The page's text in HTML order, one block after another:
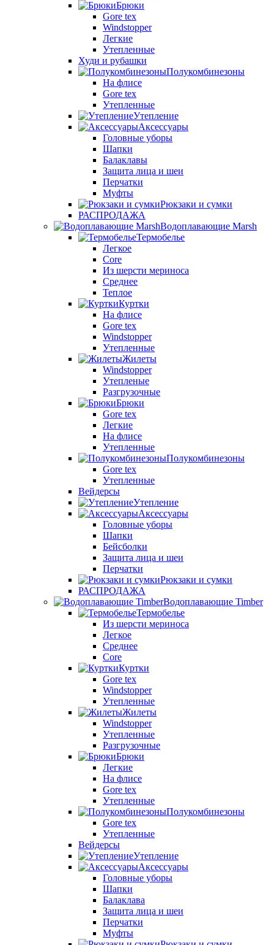
Брюки
Gore tex
Windstopper
Легкие
Утепленные
Худи и рубашки
Полукомбинезоны
На флисе
Gore tex
Утепленные
Утепление
Аксессуары
Головные уборы
Шапки
Балаклавы
Защита лица и шеи
Перчатки
Муфты
Рюкзаки и сумки
РАСПРОДАЖА
Водоплавающие Marsh
Термобелье
Легкое
Core
Из шерсти мериноса
Среднее
Теплое
Куртки
На флисе
Gore tex
Windstopper
Утепленные
Жилеты
Windstopper
Утепленые
Разгрузочные
Брюки
Gore tex
Легкие
На флисе
Утепленные
Полукомбинезоны
Gore tex
Утепленные
Вейдерсы
Утепление
Аксессуары
Головные уборы
Шапки
Бейсболки
Защита лица и шеи
Перчатки
Рюкзаки и сумки
РАСПРОДАЖА
Водоплавающие Timber
Термобелье
Из шерсти мериноса
Легкое
Среднее
Core
Куртки
Gore tex
Windstopper
Утепленные
Жилеты
Windstopper
Утепленные
Разгрузочные
Брюки
Легкие
На флисе
Gore tex
Утепленные
Полукомбинезоны
Gore tex
Утепленные
Вейдерсы
Утепление
Аксессуары
Головные уборы
Шапки
Балаклава
Защита лица и шеи
Перчатки
Муфты